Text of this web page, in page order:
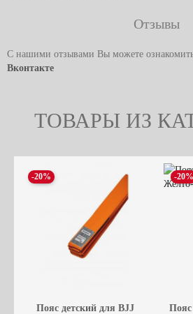
Отзывы
С нашими отзывами Вы можете
Вконтакте
ТОВАРЫ ИЗ
-20%
Пояс детский для BJJ
-20%
Пояс